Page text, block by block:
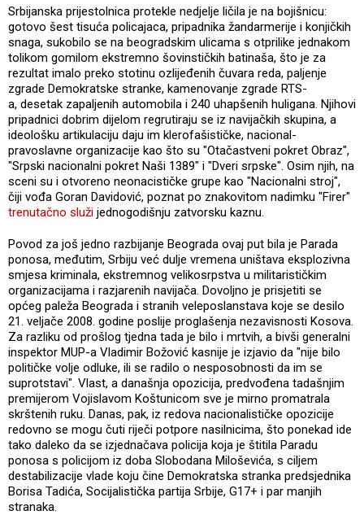
Srbijanska prijestolnica protekle nedjelje ličila je na bojišnicu:
gotovo šest tisuća policajaca, pripadnika žandarmerije i konjičkih
snaga, sukobilo se na beogradskim ulicama s otprilike jednakom
tolikom gomilom ekstremno šovinstičkih batinaša, što je za
rezultat imalo preko stotinu ozlijeđenih čuvara reda, paljenje
zgrade Demokratske stranke, kamenovanje zgrade RTS-
a, desetak zapaljenih automobila i 240 uhapšenih huligana. Njihovi
pripadnici dobrim dijelom regrutiraju se iz navijačkih skupina, a
ideološku artikulaciju daju im klerofašističke, nacional-
pravoslavne organizacije kao što su "Otačastveni pokret Obraz",
"Srpski nacionalni pokret Naši 1389" i "Dveri srpske". Osim njih, na
sceni su i otvoreno neonacističke grupe kao "Nacionalni stroj",
čiji vođa Goran Davidović, poznat po znakovitom nadimku "Firer"
trenutačno služi jednogodišnju zatvorsku kaznu.
Povod za još jedno razbijanje Beograda ovaj put bila je Parada
ponosa, međutim, Srbiju već dulje vremena uništava eksplozivna
smjesa kriminala, ekstremnog velikosrpstva u militarističkim
organizacijama i razjarenih navijača. Dovoljno je prisjetiti se
općeg paleža Beograda i stranih veleposlanstava koje se desilo
21. veljače 2008. godine poslije proglašenja nezavisnosti Kosova.
Za razliku od prošlog tjedna tada je bilo i mrtvih, a bivši generalni
inspektor MUP-a Vladimir Božović kasnije je izjavio da "nije bilo
političke volje odluke, ili se radilo o nesposobnosti da im se
suprotstavi". Vlast, a današnja opozicija, predvođena tadašnjim
premijerom Vojislavom Koštunicom sve je mirno promatrala
skrštenih ruku. Danas, pak, iz redova nacionalističke opozicije
redovno se mogu čuti riječi potpore nasilnicima, što ponekad ide
tako daleko da se izjednačava policija koja je štitila Paradu
ponosa s policijom iz doba Slobodana Miloševića, s ciljem
destabilizacije vlade koju čine Demokratska stranka predsjednika
Borisa Tadića, Socijalistička partija Srbije, G17+ i par manjih
stranaka.